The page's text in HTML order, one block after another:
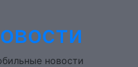
новости